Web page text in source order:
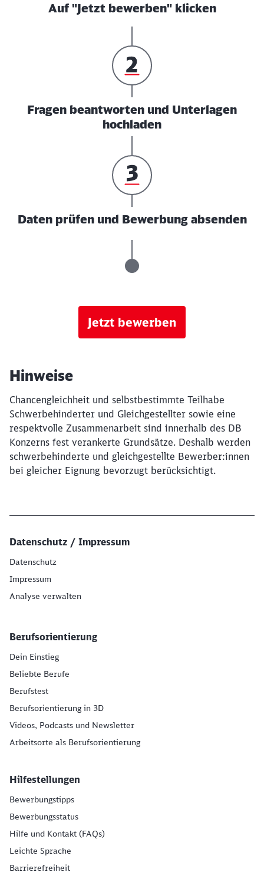
Auf "Jetzt bewerben" klicken
Fragen beantworten und Unterlagen
hochladen
Daten prüfen und Bewerbung absenden
Jetzt bewerben
Hinweise
Chancengleichheit und selbstbestimmte Teilhabe
Schwerbehinderter und Gleichgestellter sowie eine
respektvolle Zusammenarbeit sind innerhalb des DB
Konzerns fest verankerte Grundsätze. Deshalb werden
schwerbehinderte und gleichgestellte Bewerber:innen
bei gleicher Eignung bevorzugt berücksichtigt.
Datenschutz / Impressum
Datenschutz
Impressum
Analyse verwalten
Berufsorientierung
Dein Einstieg
Beliebte Berufe
Berufstest
Berufsorientierung in 3D
Videos, Podcasts und Newsletter
Arbeitsorte als Berufsorientierung
Hilfestellungen
Bewerbungstipps
Bewerbungsstatus
Hilfe und Kontakt (FAQs)
Leichte Sprache
Barrierefreiheit